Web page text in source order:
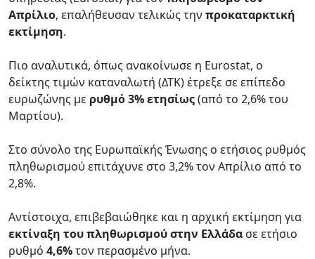
Απρίλιο, επαλήθευσαν τελικώς την προκαταρκτική
εκτίμηση.
Πιο αναλυτικά, όπως ανακοίνωσε η Eurostat, ο
δείκτης τιμών καταναλωτή (ΔΤΚ) έτρεξε σε επίπεδο
ευρωζώνης με ρυθμό 3% ετησίως(από το 2,6% του
Μαρτίου).
Στο σύνολο της Ευρωπαϊκής Ένωσης ο ετήσιος ρυθμός
πληθωρισμού επιτάχυνε στο 3,2% τον Απρίλιο από το
2,8%.
Αντίστοιχα, επιβεβαιώθηκε και η αρχική εκτίμηση για
εκτίναξη του πληθωρισμού στην Ελλάδα σε ετήσιο
ρυθμό 4,6%τον περασμένο μήνα.